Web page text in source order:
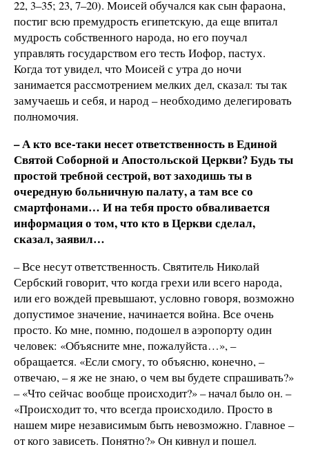
22, 3–35; 23, 7–20). Моисей обучался как сын фараона,
постиг всю премудрость египетскую, да еще впитал
мудрость собственного народа, но его поучал
управлять государством его тесть Иофор, пастух.
Когда тот увидел, что Моисей с утра до ночи
занимается рассмотрением мелких дел, сказал: ты так
замучаешь и себя, и народ – необходимо делегировать
полномочия.
– А кто все-таки несет ответственность в Единой
Святой Соборной и Апостольской Церкви? Будь ты
простой требной сестрой, вот заходишь ты в
очередную больничную палату, а там все со
смартфонами… И на тебя просто обваливается
информация о том, что кто в Церкви сделал,
сказал, заявил…
– Все несут ответственность. Святитель Николай
Сербский говорит, что когда грехи или всего народа,
или его вождей превышают, условно говоря, возможно
допустимое значение, начинается война. Все очень
просто. Ко мне, помню, подошел в аэропорту один
человек: «Объясните мне, пожалуйста…», –
обращается. «Если смогу, то объясню, конечно, –
отвечаю, – я же не знаю, о чем вы будете спрашивать?»
– «Что сейчас вообще происходит?» – начал было он. –
«Происходит то, что всегда происходило. Просто в
нашем мире независимым быть невозможно. Главное –
от кого зависеть. Понятно?» Он кивнул и пошел.